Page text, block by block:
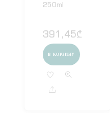
250ml
391,45₾
В КОРЗИНУ
Share